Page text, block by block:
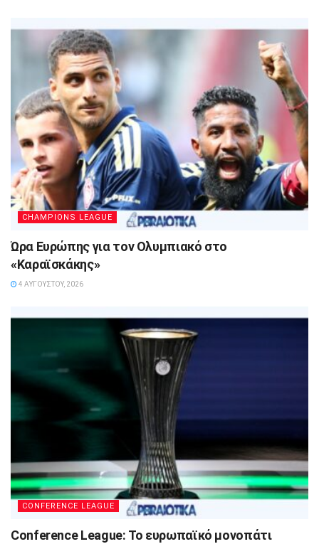
CHAMPIONS LEAGUE
Ώρα Ευρώπης για τον Ολυμπιακό στο
«Καραϊσκάκης»
4 ΑΥΓΟΎΣΤΟΥ, 2026
CONFERENCE LEAGUE
Conference League: Το ευρωπαϊκό μονοπάτι